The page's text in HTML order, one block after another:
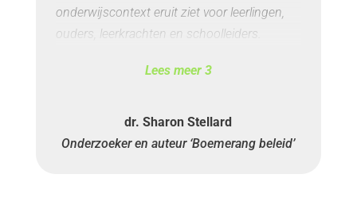
onderwijscontext eruit ziet voor leerlingen,
ouders, leerkrachten en schoolleiders.
stimuleert en inspireert. Daarnaast staat ze
Lees meer 3
dr. Sharon Stellard
Onderzoeker en auteur ‘Boemerang beleid’